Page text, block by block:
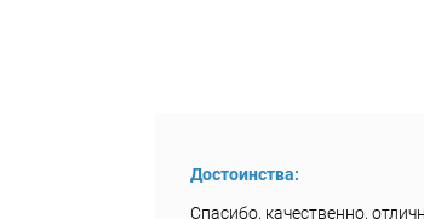
Достоинства:
Спасибо, качественно,